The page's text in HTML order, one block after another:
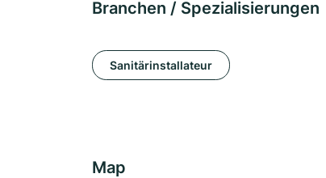
Branchen / Spezialisierungen
Sanitärinstallateur
Map